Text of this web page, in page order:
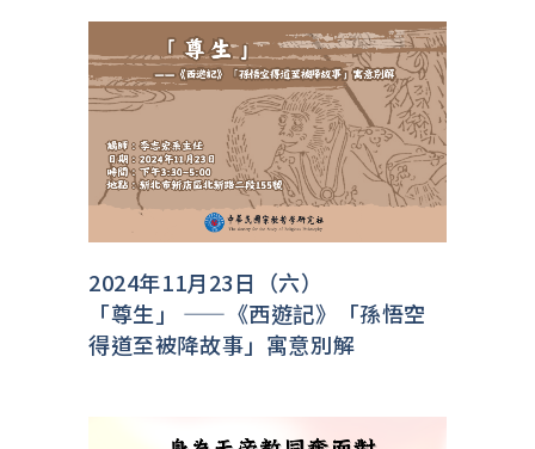
2024年11月23日（六）
「尊生」 ——《西遊記》「孫悟空
得道至被降故事」寓意別解